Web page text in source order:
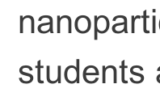
students